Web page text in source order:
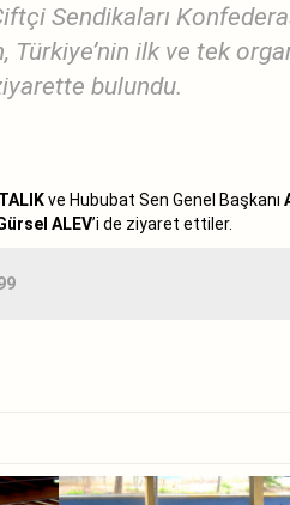
Sendikaları
ilk ve tek
bulundu.
ve Hububat Sen Genel Başkanı
ALEV’i de ziyaret ettiler.